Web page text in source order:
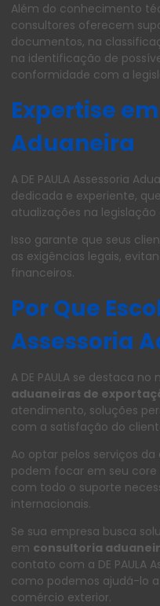
Além do conhecimento
consultores oferecem
documentos, na
na identificação de
conformidade com a
Expertise
Aduaneira
A DE PAULA Assessoria
dedicada e experiente,
atualizações na legislação
Isso garante que seus
as exigências legais,
financeiros.
Por Que
Assessoria
A DE PAULA se destaca
aduaneiras de
atendimento, soluções
com a satisfação do
Ao optar pelos serviços
podem focar em seu
com todo o suporte
internacionais.
Se sua empresa busca
em consultoria
contato com a DE PAULA
como podemos ajudá-lo
comércio exterior.